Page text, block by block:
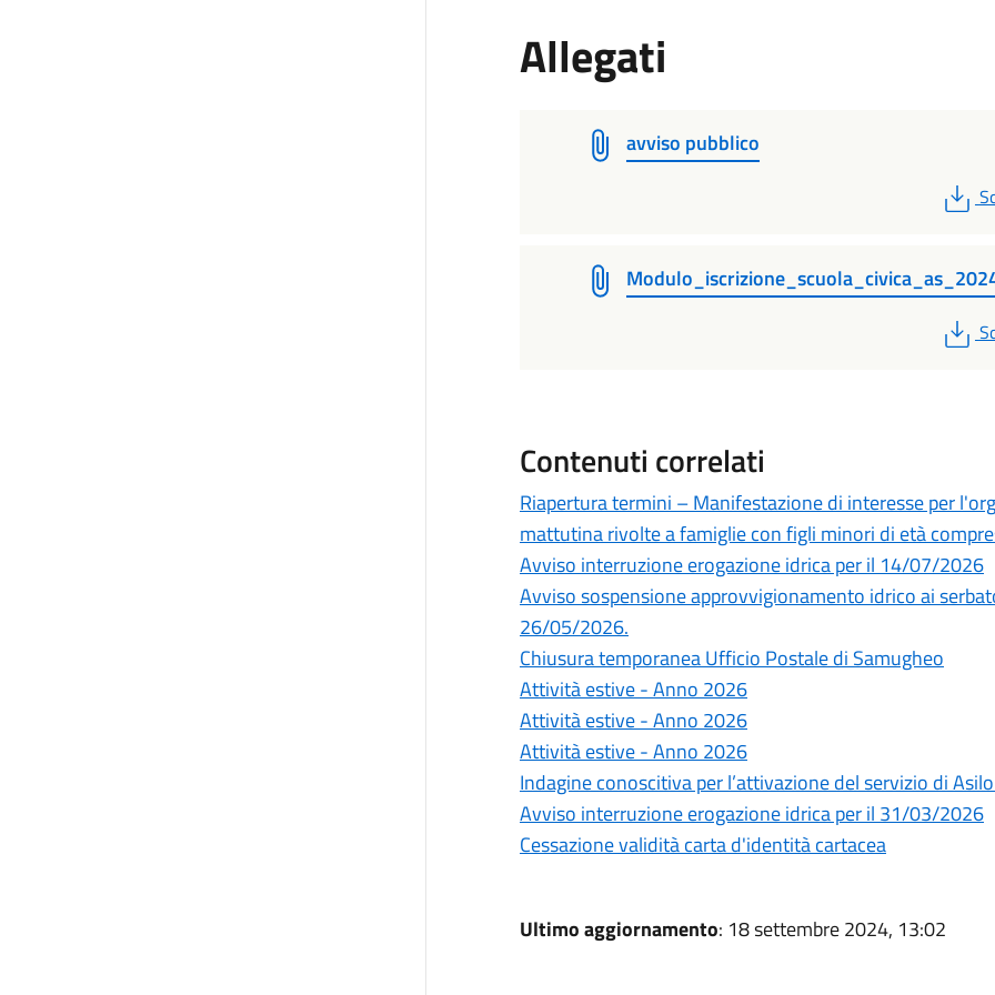
Allegati
avviso pubblico
Contenuti correlati
Riapertura termini – Manifestazione di interesse per
mattutina rivolte a famiglie con figli minori di età
Avviso interruzione erogazione idrica per il 14/07/2026
Avviso sospensione approvvigionamento idrico ai
26/05/2026.
Chiusura temporanea Ufficio Postale di Samugheo
Attività estive - Anno 2026
Attività estive - Anno 2026
Attività estive - Anno 2026
Indagine conoscitiva per l’attivazione del servizio di
Avviso interruzione erogazione idrica per il 31/03/2026
Cessazione validità carta d'identità cartacea
Ultimo aggiornamento: 18 settembre 2024, 13:02